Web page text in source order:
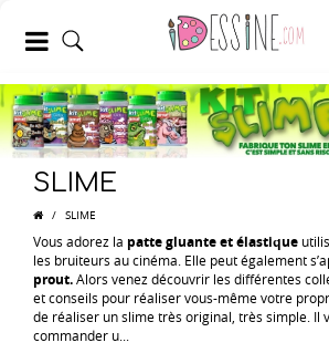
SLIME
/ SLIME
Vous adorez la patte gluante et élastique
les bruiteurs au cinéma. Elle peut également
prout.Alors venez découvrir les différentes
et conseils pour réaliser vous-même votre
de réaliser un slime très original, très simple. Il
commander u...